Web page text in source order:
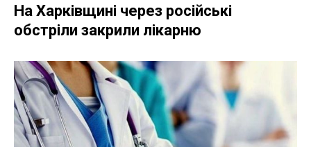
На Харківщині через російські
обстріли закрили лікарню